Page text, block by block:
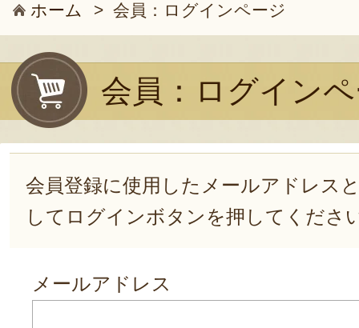
ホーム > 会員：ログインページ
会員：ログイン
会員登録に使用したメールアドレス
してログインボタンを押してくださ
メールアドレス